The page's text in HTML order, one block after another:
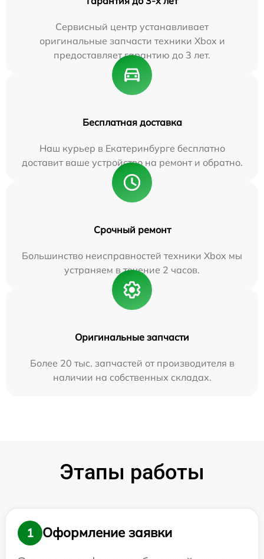
Сервисный центр устанавливает
оригинальные запчасти техники Xbox и
предоставляет гарантию до 3 лет.
Бесплатная доставка
Наш курьер в Екатеринбурге бесплатно
доставит ваше устройство на ремонт и обратно.
Срочный ремонт
Большинство неисправностей техники Xbox мы
устраняем в течение 2 часов.
Оригинальные запчасти
Более 20 тыс. запчастей от производителя в
наличии на собственных складах.
Этапы работы
1
Оформление заявки